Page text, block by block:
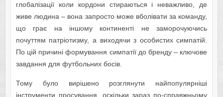
глобалізації коли кордони стираються і неважливо, де
живе людина – вона запросто може вболівати за команду,
що грає на іншому континенті не заморочуючись
почуттям патріотизму, а виходячи з особистих симпатій.
По цій причині формування симпатії до бренду – ключове
завдання для футбольних босів.
Тому було вирішено розглянути найпопулярніші
інструменти просування, оскільки зараз по-справжньому